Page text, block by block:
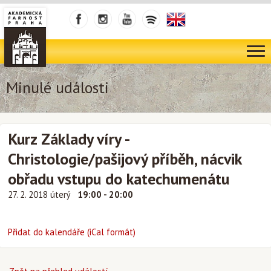
Minulé události
Kurz Základy víry -
Christologie/pašijový příběh, nácvik
obřadu vstupu do katechumenátu
27. 2. 2018 úterý 19:00 - 20:00
Přidat do kalendáře (iCal formát)